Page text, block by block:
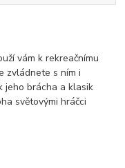
vám k rekreačnímu
zvládnete s ním i
jeho brácha a klasik
světovými hráčci